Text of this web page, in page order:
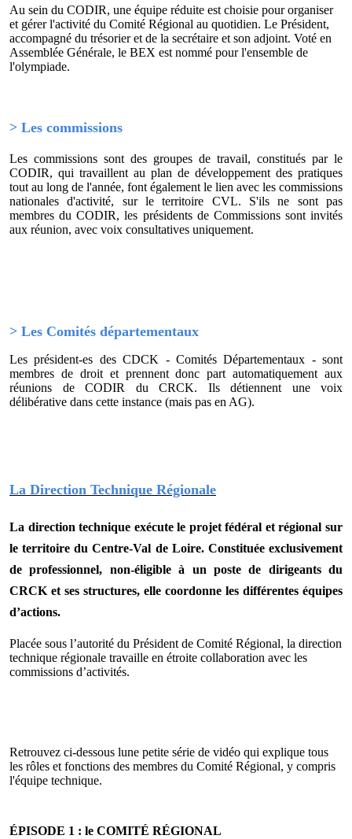
Au sein du CODIR, une équipe réduite est choisie pour organiser
et gérer l'activité du Comité Régional au quotidien. Le Président,
accompagné du trésorier et de la secrétaire et son adjoint. Voté en
Assemblée Générale, le BEX est nommé pour l'ensemble de
l'olympiade.
> Les commissions
Les commissions sont des groupes de travail, constitués par le
CODIR, qui travaillent au plan de développement des pratiques
tout au long de l'année, font également le lien avec les commissions
nationales d'activité, sur le territoire CVL. S'ils ne sont pas
membres du CODIR, les présidents de Commissions sont invités
aux réunion, avec voix consultatives uniquement.
> Les Comités départementaux
Les président-es des CDCK - Comités Départementaux - sont
membres de droit et prennent donc part automatiquement aux
réunions de CODIR du CRCK. Ils détiennent une voix
délibérative dans cette instance (mais pas en AG).
La Direction Technique Régionale
La direction technique exécute le projet fédéral et régional sur
le territoire du Centre-Val de Loire. Constituée exclusivement
de professionnel, non-éligible à un poste de dirigeants du
CRCK et ses structures, elle coordonne les différentes équipes
d’actions.
Placée sous l’autorité du Président de Comité Régional, la direction
technique régionale travaille en étroite collaboration avec les
commissions d’activités.
Retrouvez ci-dessous lune petite série de vidéo qui explique tous
les rôles et fonctions des membres du Comité Régional, y compris
l'équipe technique.
ÉPISODE 1 : le COMITÉ RÉGIONAL